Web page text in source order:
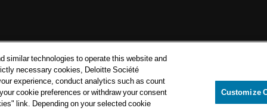
Politique de confidentialité
Mentions légales
Politique de cookies
similar technologies to operate this website and
necessary cookies, Deloitte Société
experience, conduct analytics such as count
cookie preferences or withdraw your consent
link. Depending on your selected cookie
Customize